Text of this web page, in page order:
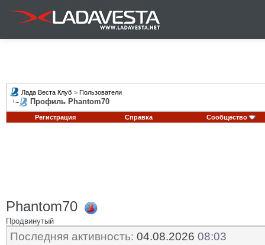
Лада Веста Клуб > Пользователи
Профиль Phantom70
Регистрация Справка Сообщество
Phantom70
Продвинутый
Последняя активность: 04.08.2026 08:03